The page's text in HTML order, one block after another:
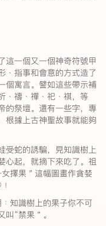
這一個又一個神奇符號甲
﹑指事和會意的方式造了
個寓言。譬如這些帶示補
﹑禱﹑禪﹑祀﹑祺，等
的祭壇。還有一些字，專
根據上古神聖故事就能夠
受蛇的誘騙，見知識樹上
心起，就摘下來吃了。祖
擇果＂這幅圖畫作貪婪
知識樹上的果子你不可
“禁果＂。